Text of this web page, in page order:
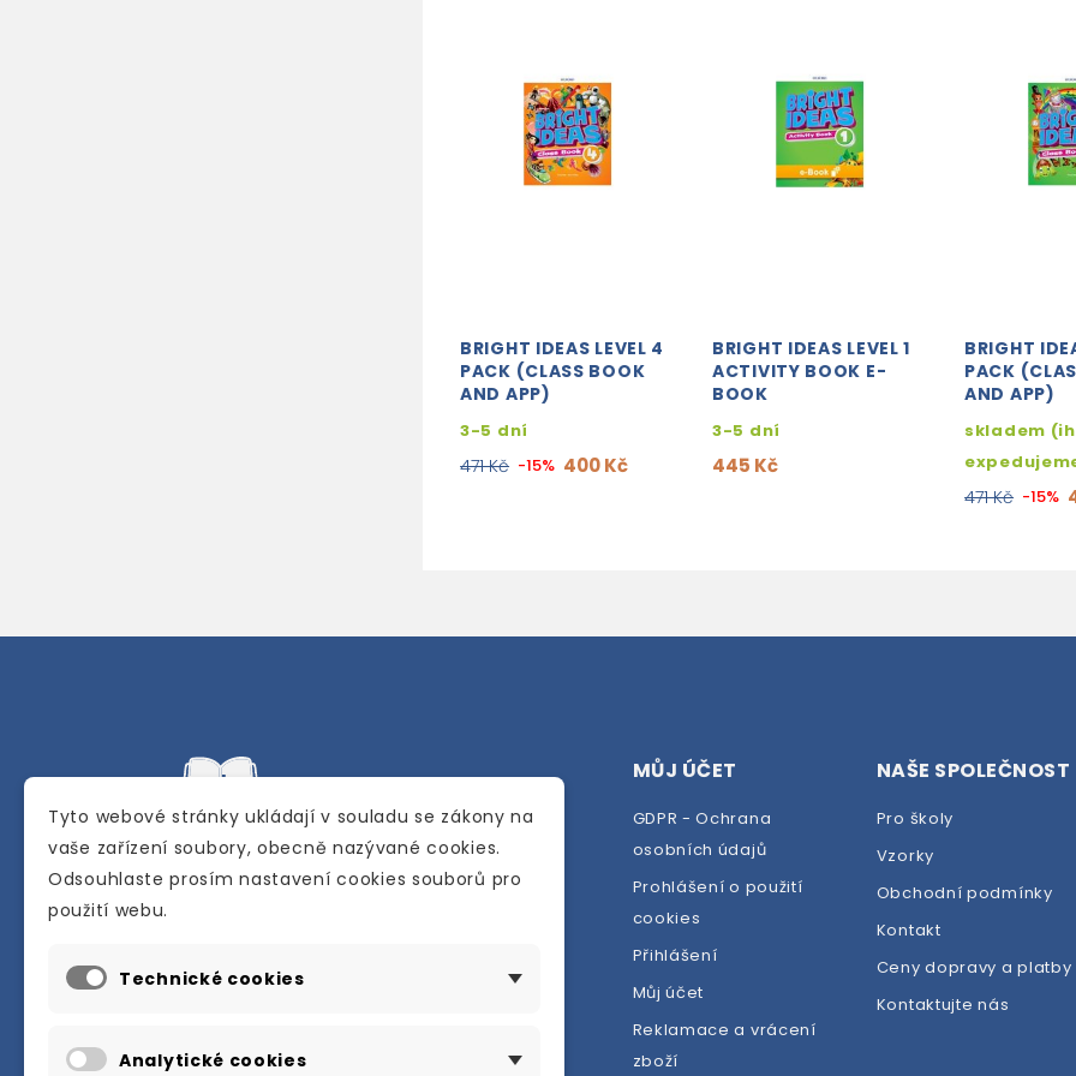
BRIGHT IDEAS LEVEL 4
PACK (CLASS BOOK
AND APP)
3-5 dní
471 Kč -15% 400 Kč
BRIGHT IDEAS LEVEL 1
ACTIVITY BOOK E-
BOOK
3-5 dní
445 Kč
BRIGHT
PACK
AND APP)
skladem
471 Kč -15%
Internetové a kamenné knihkupectví se
anglického jazyka.
Karly Machové 48 Beroun 266 01
MŮJ ÚČET
GDPR - Ochrana
osobních údajů
Prohlášení o použití
cookies
Přihlášení
Můj účet
Reklamace a vrácení
zboží
NAŠE SPOLEČNOST
Pro školy
Vzorky
Obchodní podmínky
Kontakt
Ceny dopravy a platby
Kontaktujte nás
Tyto webové stránky ukládají v souladu se zákony na
vaše zařízení soubory, obecně nazývané cookies.
Odsouhlaste prosím nastavení cookies souborů pro
použití webu.
Technické cookies
Analytické cookies